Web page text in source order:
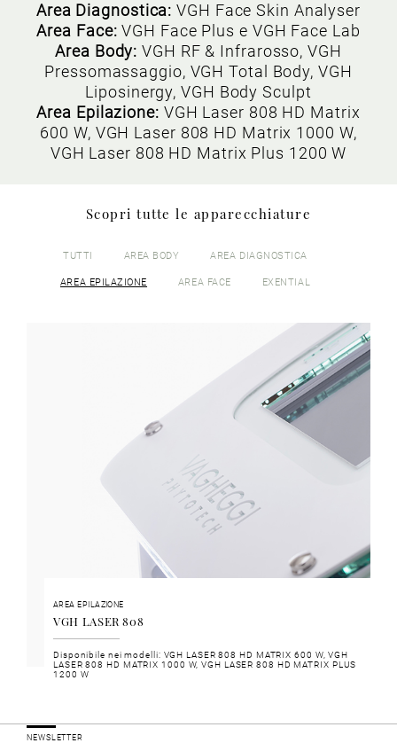
Area Diagnostica:VGH Face Skin Analyser
Area Face:VGH Face Plus e VGH Face Lab
Area Body:VGH RF & Infrarosso, VGH
Pressomassaggio, VGH Total Body, VGH
Liposinergy, VGH Body Sculpt
Area Epilazione: VGH Laser 808 HD Matrix
600 W, VGH Laser 808 HD Matrix 1000 W,
VGH Laser 808 HD Matrix Plus 1200 W
Scopri tutte le apparecchiature
TUTTI AREA BODY AREA DIAGNOSTICA
AREA EPILAZIONE AREA FACE EXENTIAL
AREA EPILAZIONE
VGH LASER 808
Disponibile nei modelli: VGH LASER 808 HD MATRIX 600 W, VGH
LASER 808 HD MATRIX 1000 W, VGH LASER 808 HD MATRIX PLUS
1200 W
NEWSLETTER